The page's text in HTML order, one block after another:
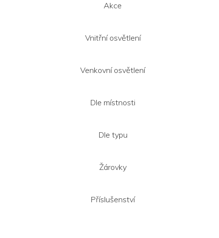
Akce
Vnitřní osvětlení
Venkovní osvětlení
Dle místnosti
Dle typu
Žárovky
Příslušenství